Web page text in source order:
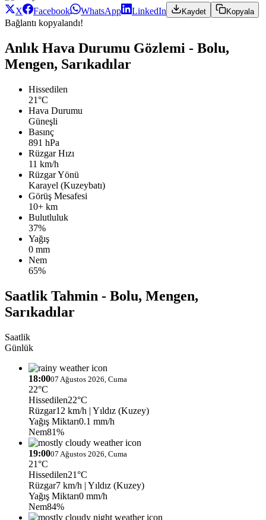
X Facebook WhatsApp LinkedIn Kaydet Kopyala
Bağlantı kopyalandı!
Anlık Hava Durumu Gözlemi - Bolu,
Mengen, Sarıkadılar
Hissedilen
21°C
Hava Durumu
Güneşli
Basınç
891 hPa
Rüzgar Hızı
11 km/h
Rüzgar Yönü
Karayel (Kuzeybatı)
Görüş Mesafesi
10+ km
Bulutluluk
37%
Yağış
0 mm
Nem
65%
Saatlik Tahmin - Bolu, Mengen,
Sarıkadılar
Saatlik
Günlük
18:0007 Ağustos 2026, Cuma
22°C
Hissedilen22°C
Rüzgar12 km/h | Yıldız (Kuzey)
Yağış Miktarı0.1 mm/h
Nem81%
19:0007 Ağustos 2026, Cuma
21°C
Hissedilen21°C
Rüzgar7 km/h | Yıldız (Kuzey)
Yağış Miktarı0 mm/h
Nem84%